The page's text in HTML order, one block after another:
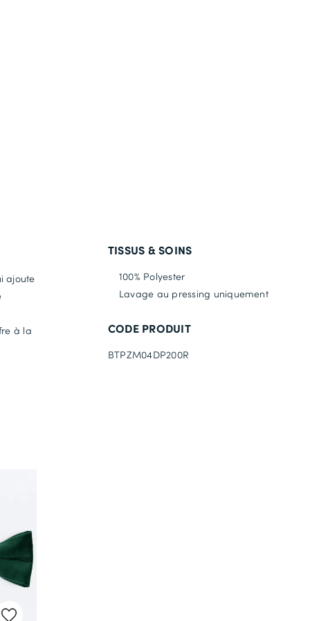
ajoute
à la
TISSUS & SOINS
100% Polyester
Lavage au pressing uniquement
CODE PRODUIT
BTPZM04DP200R